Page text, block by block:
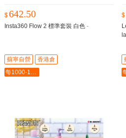
$642.50
Insta360 Flow 2 標準套裝 白色 -
蘇寧自營
香港倉
每1000-100最多-5000
$